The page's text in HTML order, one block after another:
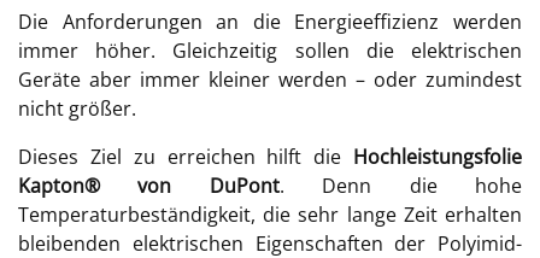
Die Anforderungen an die Energieeffizienz werden
immer höher. Gleichzeitig sollen die elektrischen
Geräte aber immer kleiner werden – oder zumindest
nicht größer.
Dieses Ziel zu erreichen hilft die Hochleistungsfolie
Kapton® von DuPont. Denn die hohe
Temperaturbeständigkeit, die sehr lange Zeit erhalten
bleibenden elektrischen Eigenschaften der Polyimid-